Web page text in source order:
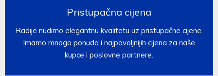
Pristupačna cijena
Radije nudimo elegantnu kvalitetu uz pristupačne cijene.
Imamo mnogo ponuda i najpovoljnijih cijena za naše
kupce i poslovne partnere.